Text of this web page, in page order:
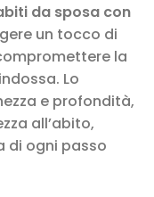
da sposa con
un tocco di
la
Lo
e profondità,
all’abito,
di ogni passo